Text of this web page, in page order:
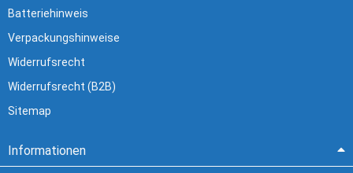
Batteriehinweis
Verpackungshinweise
Widerrufsrecht
Widerrufsrecht (B2B)
Sitemap
Informationen